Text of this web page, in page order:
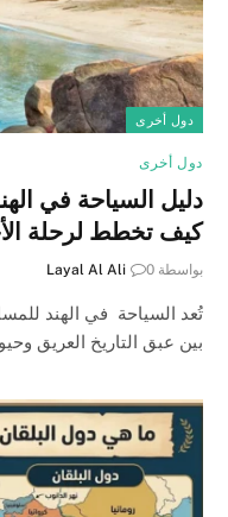
دول أخرى
دول أخرى
كيف تخطط لرحلة
بواسطة Layal Al Ali 0
تُعد السياحة في الهند
بين عبق التاريخ العريق